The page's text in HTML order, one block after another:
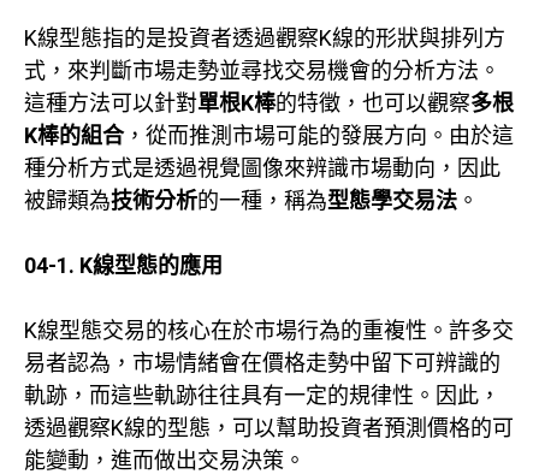
K線型態指的是投資者透過觀察K線的形狀與排列方
式，來判斷市場走勢並尋找交易機會的分析方法。
這種方法可以針對單根K棒的特徵，也可以觀察多根
K棒的組合，從而推測市場可能的發展方向。由於這
種分析方式是透過視覺圖像來辨識市場動向，因此
被歸類為技術分析的一種，稱為型態學交易法 。
04-1. K線型態的應用
K線型態交易的核心在於市場行為的重複性。許多交
易者認為，市場情緒會在價格走勢中留下可辨識的
軌跡，而這些軌跡往往具有一定的規律性。因此，
透過觀察K線的型態，可以幫助投資者預測價格的可
能變動，進而做出交易決策。